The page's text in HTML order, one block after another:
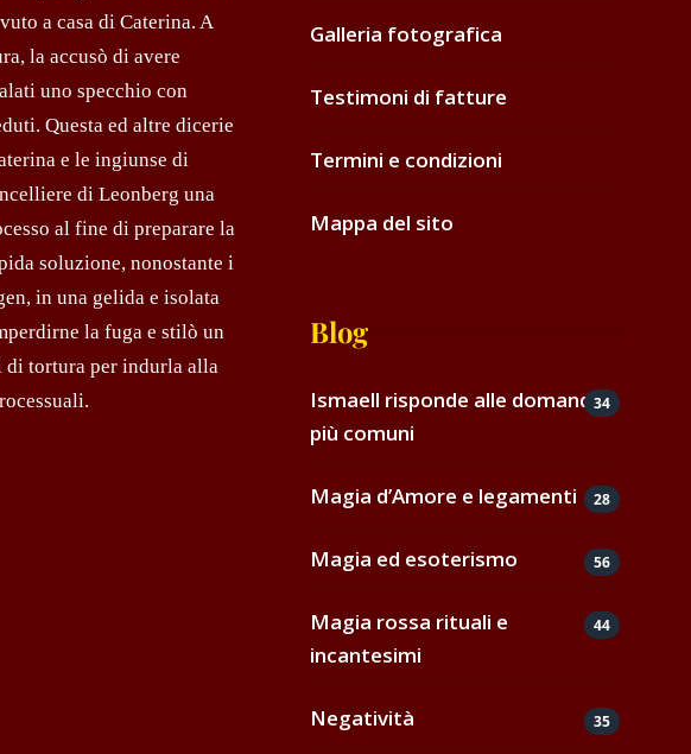
a casa di Caterina. A
la accusò di avere
uno specchio con
Questa ed altre dicerie
e le ingiunse di
di Leonberg una
al fine di preparare la
soluzione, nonostante i
in una gelida e isolata
la fuga e stilò un
di tortura per indurla alla
Galleria fotografica
Testimoni di fatture
Termini e condizioni
Mappa del sito
Blog
Ismaell risponde alle domande
più comuni
34
Magia d’Amore e legamenti 28
Magia ed esoterismo 56
Magia rossa rituali e
incantesimi
44
Negatività 35